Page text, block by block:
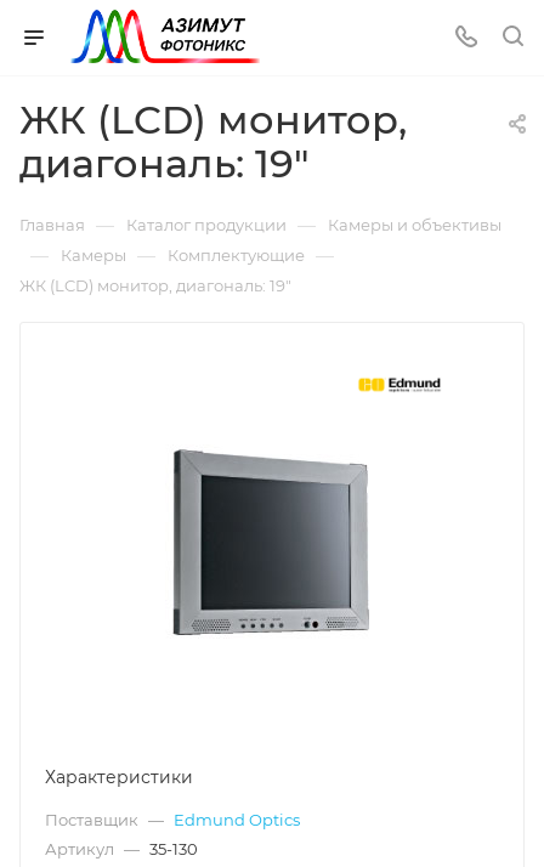
ЖК (LCD) монитор,
диагональ: 19"
Главная — Каталог продукции — Камеры и объективы
— Камеры — Комплектующие —
ЖК (LCD) монитор, диагональ: 19"
Характеристики
Поставщик — Edmund Optics
Артикул — 35-130